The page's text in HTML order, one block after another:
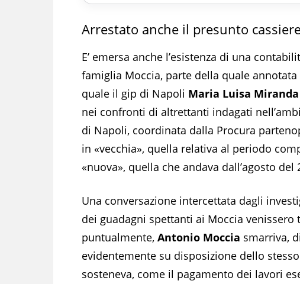
Arrestato anche il presunto
E’ emersa anche l’esistenza di una
famiglia Moccia, parte della quale annotata
quale il gip di Napoli Maria Luisa Miranda
nei confronti di altrettanti indagati
di Napoli, coordinata dalla Procura
in «vecchia», quella relativa al periodo
«nuova», quella che andava dall’agosto del
Una conversazione intercettata dagli
dei guadagni spettanti ai Moccia venissero
puntualmente, Antonio Moccia smarriva,
evidentemente su disposizione dello
sosteneva, come il pagamento dei lavori